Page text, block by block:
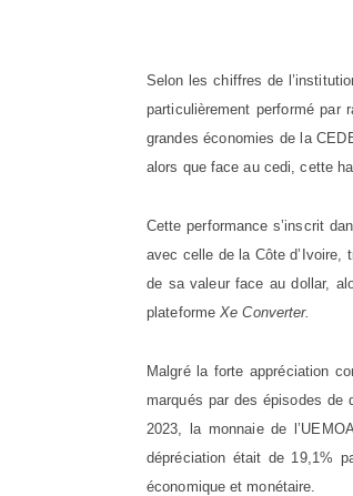
Selon les chiffres de
particulièrement performé par
grandes économies de la
alors que face au cedi, cette
Cette performance s’inscrit
avec celle de la Côte d’Ivoire,
de sa valeur face au dollar,
plateformeXe Converter.
Malgré la forte appréciation
marqués par des épisodes de
2023, la monnaie de
dépréciation était de 19,1%
économique et monétaire.